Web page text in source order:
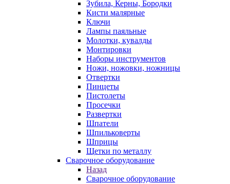
Зубила, Керны, Бородки
Кисти малярные
Ключи
Лампы паяльные
Молотки, кувалды
Монтировки
Наборы инструментов
Ножи, ножовки, ножницы
Отвертки
Пинцеты
Пистолеты
Просечки
Развертки
Шпатели
Шпильковерты
Шприцы
Щетки по металлу
Сварочное оборудование
Назад
Сварочное оборудование